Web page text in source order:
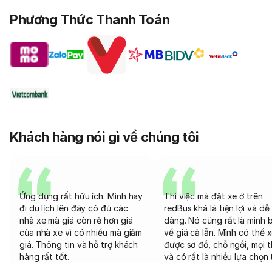
Phương Thức Thanh Toán
Khách hàng nói gì về chúng tôi
Ứng dụng rất hữu ích. Mình hay
đi du lịch lên đây có đủ các
nhà xe mà giá còn rẻ hơn giá
của nhà xe vì có nhiều mã giảm
giá. Thông tin và hỗ trợ khách
hàng rất tốt.
Thì việc mà đặt xe ở trên
redBus khá là tiện lợi và dễ
dàng. Nó cũng rất là minh
về giá cả lẫn. Mình có thể
được sơ đồ, chỗ ngồi, mọi
và có rất là nhiều lựa chọn